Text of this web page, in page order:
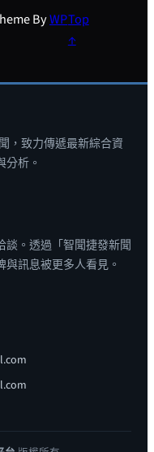
ByWPTop
↑
，致力傳遞最新綜合資
析。
談。透過「智聞捷發新聞
訊息被更多人看見。